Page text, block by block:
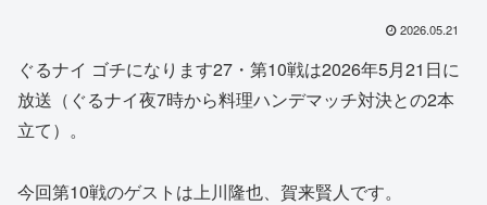
2026.05.21
ぐるナイ ゴチになります27・第10戦は2026年5月21日に
放送（ぐるナイ夜7時から料理ハンデマッチ対決との2本
立て）。
今回第10戦のゲストは上川隆也、賀来賢人です。